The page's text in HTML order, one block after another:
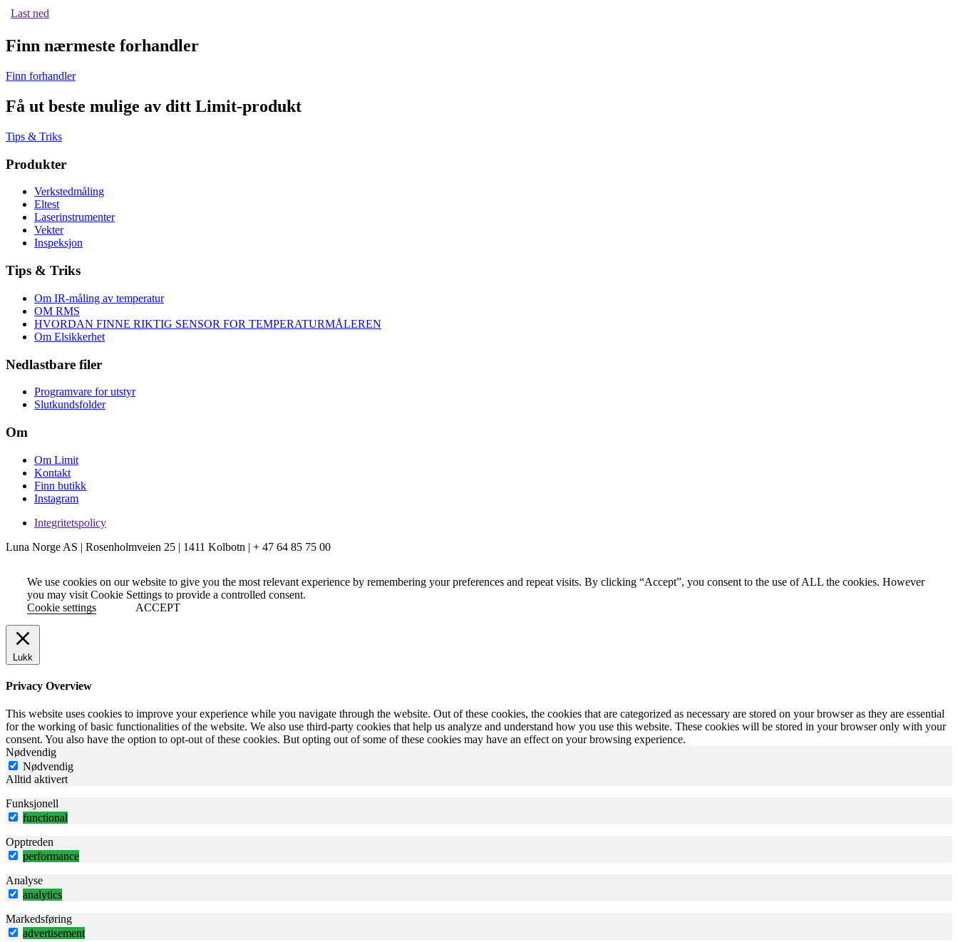
Last ned
Finn nærmeste forhandler
Finn forhandler
Få ut beste mulige av ditt Limit-produkt
Tips & Triks
Produkter
Verkstedmåling
Eltest
Laserinstrumenter
Vekter
Inspeksjon
Tips & Triks
Om IR-måling av temperatur
OM RMS
HVORDAN FINNE RIKTIG SENSOR FOR TEMPERATURMÅLEREN
Om Elsikkerhet
Nedlastbare filer
Programvare for utstyr
Slutkundsfolder
Om
Om Limit
Kontakt
Finn butikk
Instagram
Integritetspolicy
Luna Norge AS | Rosenholmveien 25 | 1411 Kolbotn | + 47 64 85 75 00
We use cookies on our website to give you the most relevant experience by remembering your preferences and repeat visits. By clicking “Accept”, you consent to the use of ALL the cookies. However
you may visit Cookie Settings to provide a controlled consent.
Cookie settings
ACCEPT
Lukk
Privacy Overview
This website uses cookies to improve your experience while you navigate through the website. Out of these cookies, the cookies that are categorized as necessary are stored on your browser as they are essential
for the working of basic functionalities of the website. We also use third-party cookies that help us analyze and understand how you use this website. These cookies will be stored in your browser only with your
consent. You also have the option to opt-out of these cookies. But opting out of some of these cookies may have an effect on your browsing experience.
Nødvendig
Nødvendig
Alltid aktivert
Funksjonell
functional
Opptreden
performance
Analyse
analytics
Markedsføring
advertisement